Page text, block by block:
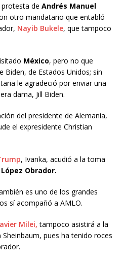
de Andrés Manuel
otro mandatario que entabló
Nayib Bukele, que tampoco
México, pero no que
Biden, de Estados Unidos; sin
le agradeció por enviar una
dama, Jill Biden.
del presidente de Alemania,
el expresidente Christian
, Ivanka, acudió a la toma
Obrador.
es uno de los grandes
sí acompañó a AMLO.
Milei, tampoco asistirá a la
pues ha tenido roces